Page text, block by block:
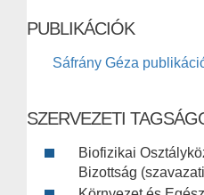
PUBLIKÁCIÓK
Sáfrány Géza
SZERVEZETI
Biofizikai
Bizottság